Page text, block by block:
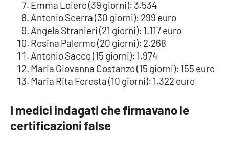
Emma Loiero (39 giorni): 3.534
Antonio Scerra (30 giorni): 299 euro
Angela Stranieri (21 giorni): 1.117 euro
Rosina Palermo (20 giorni): 2.268
Antonio Sacco (15 giorni): 1.974
Maria Giovanna Costanzo (15 giorni): 155 euro
Maria Rita Foresta (10 giorni): 1.322 euro
I medici indagati che firmavano le
certificazioni false